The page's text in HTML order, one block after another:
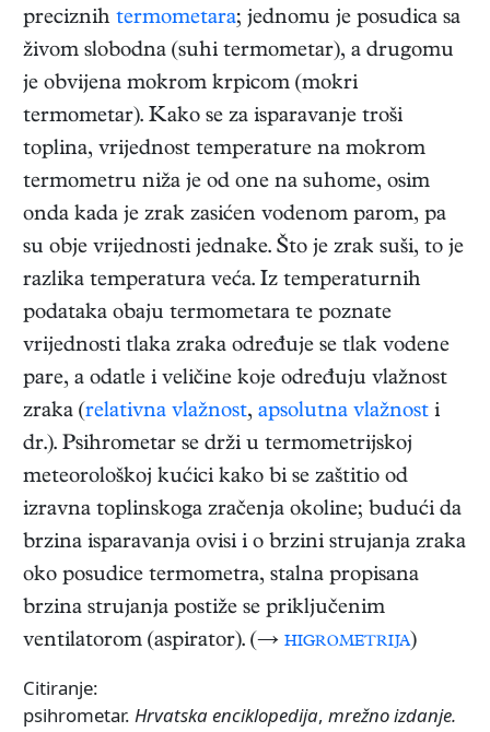
preciznih termometara; jednomu je posudica sa
živom slobodna (suhi termometar), a drugomu
je obvijena mokrom krpicom (mokri
termometar). Kako se za isparavanje troši
toplina, vrijednost temperature na mokrom
termometru niža je od one na suhome, osim
onda kada je zrak zasićen vodenom parom, pa
su obje vrijednosti jednake. Što je zrak suši, to je
razlika temperatura veća. Iz temperaturnih
podataka obaju termometara te poznate
vrijednosti tlaka zraka određuje se tlak vodene
pare, a odatle i veličine koje određuju vlažnost
zraka (relativna vlažnost, apsolutna vlažnost i
dr.). Psihrometar se drži u termometrijskoj
meteorološkoj kućici kako bi se zaštitio od
izravna toplinskoga zračenja okoline; budući da
brzina isparavanja ovisi i o brzini strujanja zraka
oko posudice termometra, stalna propisana
brzina strujanja postiže se priključenim
ventilatorom (aspirator). (→ higrometrija)
Citiranje:
psihrometar. Hrvatska enciklopedija, mrežno izdanje.